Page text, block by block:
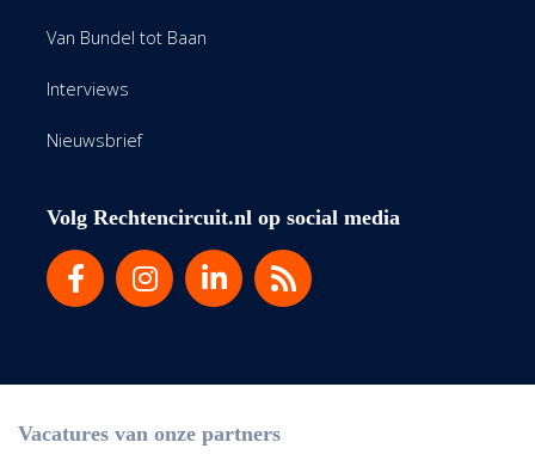
Van Bundel tot Baan
Interviews
Nieuwsbrief
Volg Rechtencircuit.nl op social media
Vacatures van onze partners